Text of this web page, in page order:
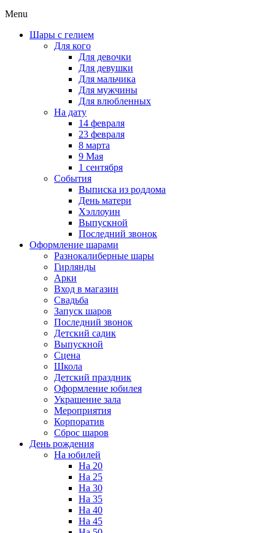
Menu
Шары с гелием
Для кого
Для девочки
Для девушки
Для мальчика
Для мужчины
Для влюбленных
На дату
14 февраля
23 февраля
8 марта
9 Мая
1 сентября
События
Выписка из роддома
День матери
Хэллоуин
Выпускной
Последний звонок
Оформление шарами
Разнокалиберные шары
Гирлянды
Арки
Вход в магазин
Свадьба
Запуск шаров
Последний звонок
Детский садик
Выпускной
Сцена
Школа
Детский праздник
Оформление юбилея
Украшение зала
Мероприятия
Корпоратив
Сброс шаров
День рождения
На юбилей
На 20
На 25
На 30
На 35
На 40
На 45